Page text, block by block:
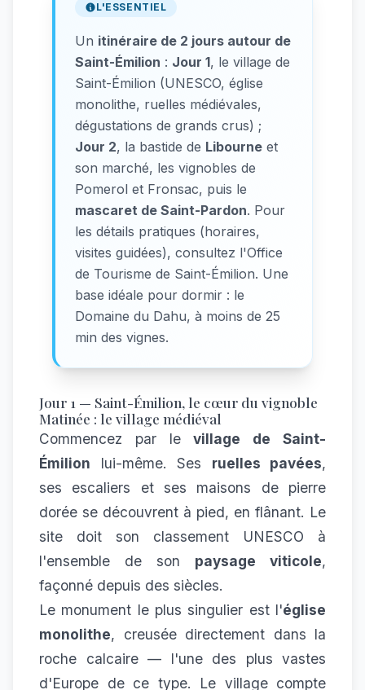
L'ESSENTIEL
Un itinéraire de 2 jours autour de
Saint-Émilion : Jour 1, le village de
Saint-Émilion (UNESCO, église
monolithe, ruelles médiévales,
dégustations de grands crus) ;
Jour 2, la bastide de Libourne et
son marché, les vignobles de
Pomerol et Fronsac, puis le
mascaret de Saint-Pardon. Pour
les détails pratiques (horaires,
visites guidées), consultez l'Office
de Tourisme de Saint-Émilion. Une
base idéale pour dormir : le
Domaine du Dahu, à moins de 25
min des vignes.
Jour 1 — Saint-Émilion, le cœur du vignoble
Matinée : le village médiéval
Commencez par levillage de Saint-
Émilion lui-même. Ses ruelles pavées,
ses escaliers et ses maisons de pierre
dorée se découvrent à pied, en flânant. Le
site doit son classement UNESCO à
l'ensemble de son paysage viticole,
façonné depuis des siècles.
Le monument le plus singulier est l'église
monolithe, creusée directement dans la
roche calcaire — l'une des plus vastes
d'Europe de ce type. Le village compte